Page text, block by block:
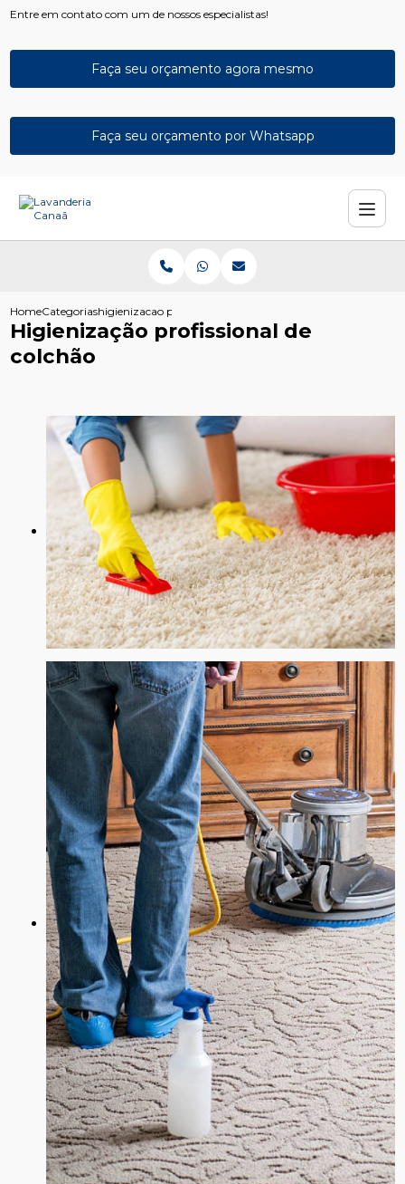
Entre em contato com um de nossos especialistas!
Faça seu orçamento agora mesmo
Faça seu orçamento por Whatsapp
HomeCategoriashigienizacao profissional colchao
Higienização profissional de
colchão